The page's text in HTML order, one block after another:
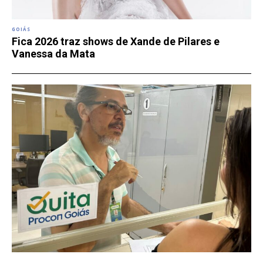
GOIÁS
Fica 2026 traz shows de Xande de Pilares e
Vanessa da Mata